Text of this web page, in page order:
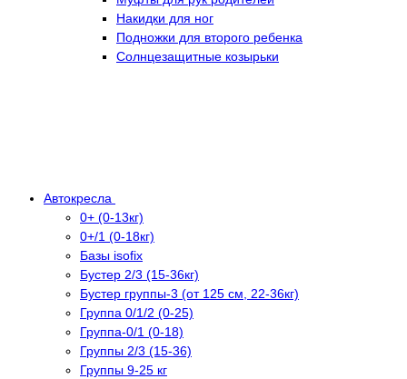
Накидки для ног
Подножки для второго ребенка
Солнцезащитные козырьки
Автокресла
0+ (0-13кг)
0+/1 (0-18кг)
Базы isofix
Бустер 2/3 (15-36кг)
Бустер группы-3 (от 125 см, 22-36кг)
Группа 0/1/2 (0-25)
Группа-0/1 (0-18)
Группы 2/3 (15-36)
Группы 9-25 кг